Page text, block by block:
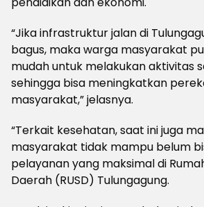
“Jika infrastruktur jalan di
bagus, maka warga masyarakat
mudah untuk melakukan aktivitas
sehingga bisa meningkatkan
masyarakat,” jelasnya.
“Terkait kesehatan, saat ini juga
masyarakat tidak mampu belum
pelayanan yang maksimal di
Daerah (RUSD) Tulungagung.